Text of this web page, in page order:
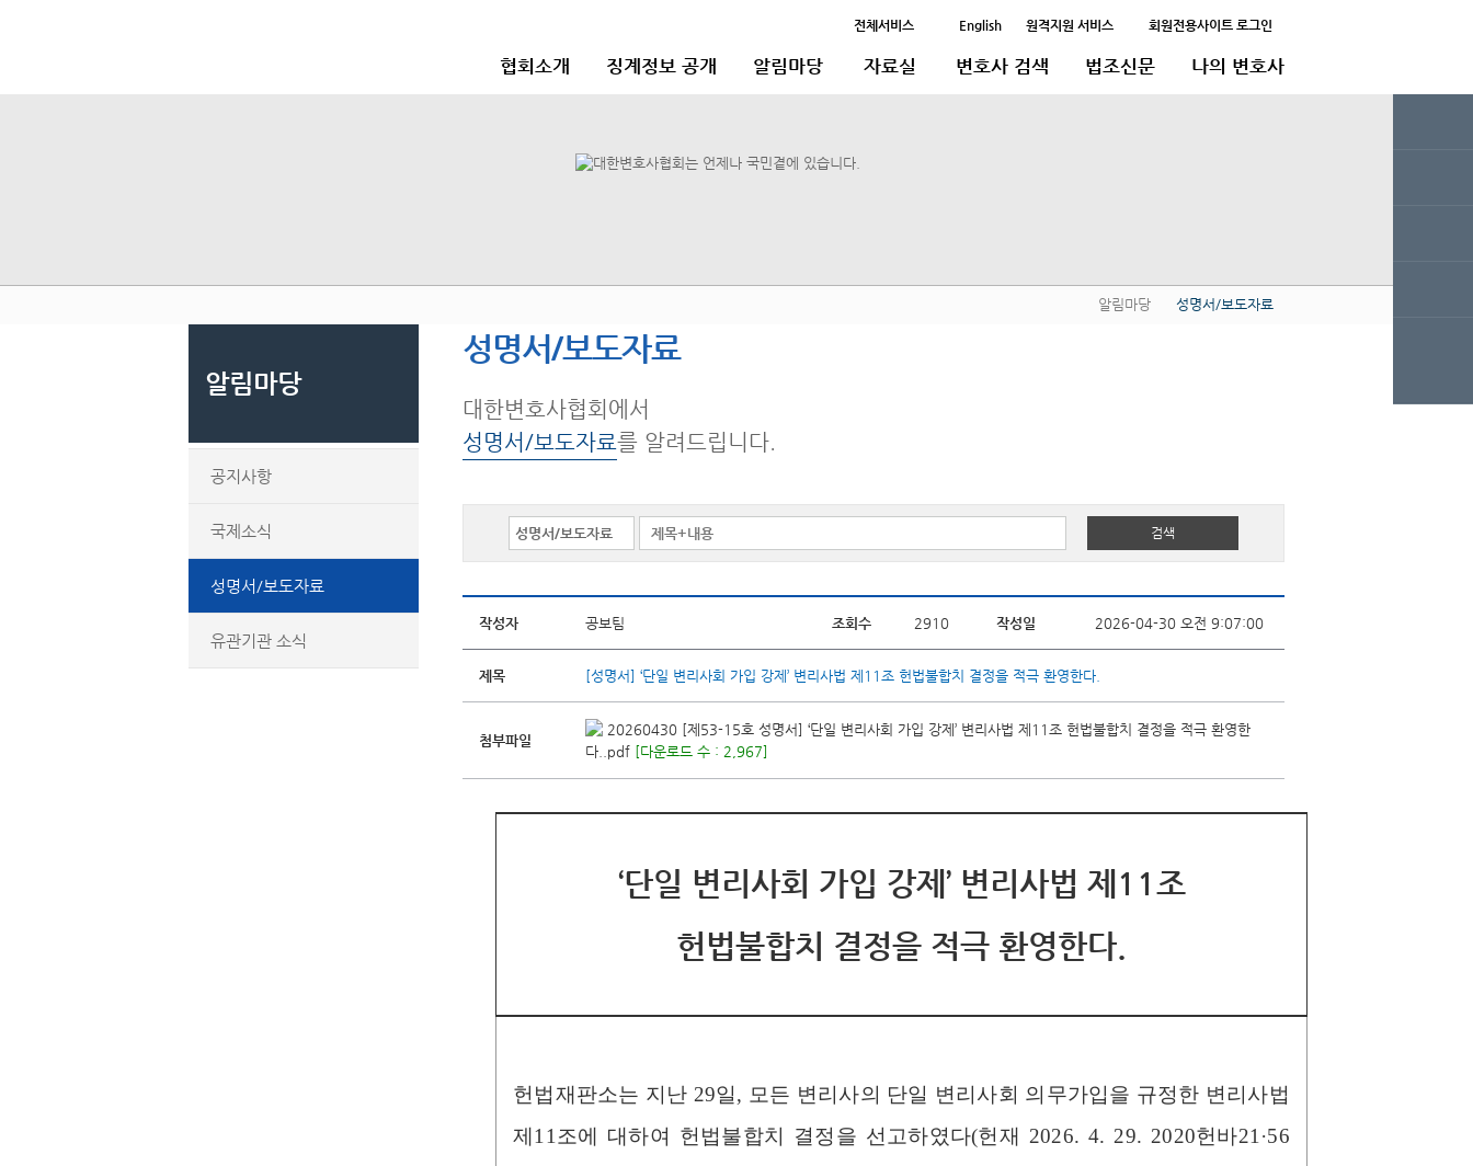
전체서비스 English 원격지원 서비스 회원전용사이트 로그인
협회소개 징계정보 공개 알림마당 자료실 변호사 검색 법조신문 나의 변호사
알림마당 성명서/보도자료
알림마당
공지사항
국제소식
성명서/보도자료
유관기관 소식
성명서/보도자료
대한변호사협회에서
성명서/보도자료를 알려드립니다.
작성자 공보팀 조회수 2910 작성일 2026-04-30 오전 9:07:00
제목 [성명서] ‘단일 변리사회 가입 강제’ 변리사법 제11조 헌법불합치 결정을 적극 환영한다.
첨부파일
20260430 [제53-15호 성명서] ‘단일 변리사회 가입 강제’ 변리사법 제11조 헌법불합치 결정을 적극 환영한
다..pdf [다운로드 수 : 2,967]
‘단일 변리사회 가입 강제’ 변리사법 제11조
헌법불합치 결정을 적극 환영한다.
헌법재판소는 지난 29일, 모든 변리사의 단일 변리사회 의무가입을 규정한 변리사법
제11조에 대하여 헌법불합치 결정을 선고하였다(헌재 2026. 4. 29. 2020헌바21·56